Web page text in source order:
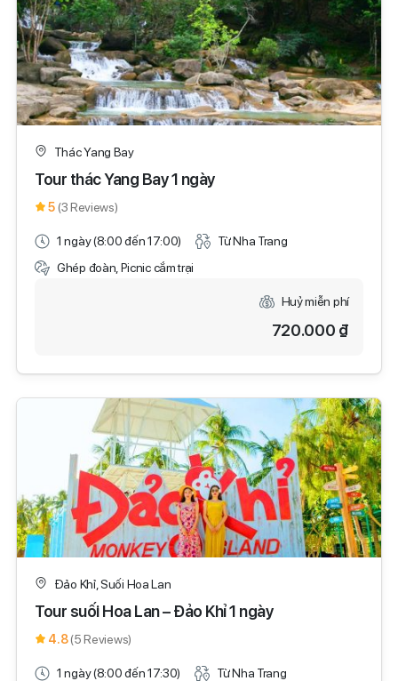
Thác Yang Bay
Tour thác Yang Bay 1 ngày
5 (3 Reviews)
1 ngày (8:00 đến 17:00)
Từ Nha Trang
Ghép đoàn, Picnic cắm trại
Huỷ miễn phí
720.000 ₫
Đảo Khỉ, Suối Hoa Lan
Tour suối Hoa Lan – Đảo Khỉ 1 ngày
4.8(5 Reviews)
1 ngày (8:00 đến 17:30)
Từ Nha Trang